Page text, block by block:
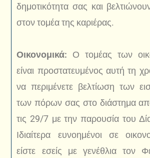
δημοτικότητα σας και
στον τομέα της καριέρας.
Οικονομικά: Ο τομέας των
είναι προστατευμένος αυτή τη
να περιμένετε βελτίωση των
των πόρων σας στο διάστημα
τις 29/7 με την παρουσία του
Ιδιαίτερα ευνοημένοι σε
είστε εσείς με γενέθλια τον